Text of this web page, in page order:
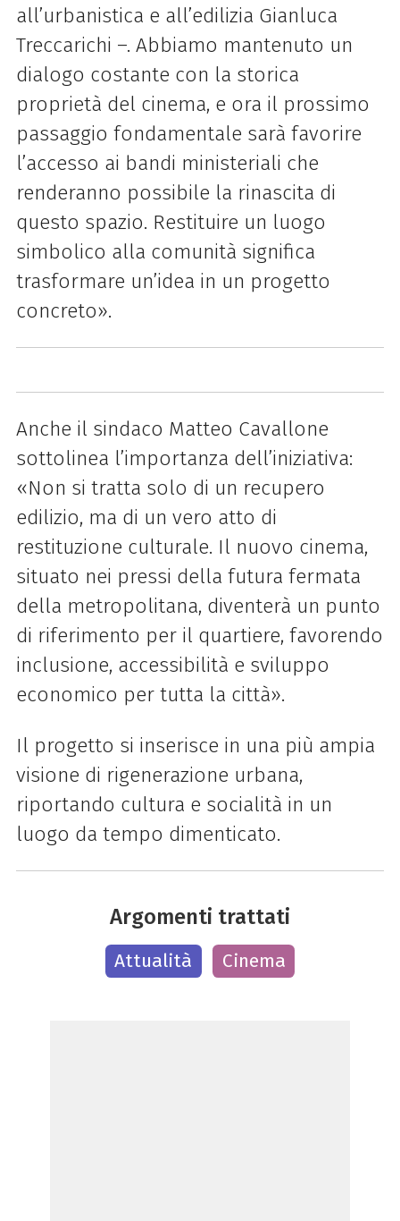
all’urbanistica e all’edilizia Gianluca
Treccarichi –. Abbiamo mantenuto un
dialogo costante con la storica
proprietà del cinema, e ora il prossimo
passaggio fondamentale sarà favorire
l’accesso ai bandi ministeriali che
renderanno possibile la rinascita di
questo spazio. Restituire un luogo
simbolico alla comunità significa
trasformare un’idea in un progetto
concreto».
Anche il sindaco Matteo Cavallone
sottolinea l’importanza dell’iniziativa:
«Non si tratta solo di un recupero
edilizio, ma di un vero atto di
restituzione culturale. Il nuovo cinema,
situato nei pressi della futura fermata
della metropolitana, diventerà un punto
di riferimento per il quartiere, favorendo
inclusione, accessibilità e sviluppo
economico per tutta la città».
Il progetto si inserisce in una più ampia
visione di rigenerazione urbana,
riportando cultura e socialità in un
luogo da tempo dimenticato.
Argomenti trattati
Attualità Cinema